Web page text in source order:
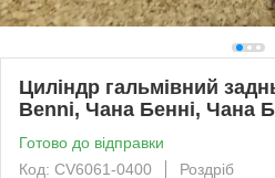
Циліндр гальмівний
Benni, Чана Бенні, Чана
Готово до відправки
Код: CV6061-0400
Роздріб